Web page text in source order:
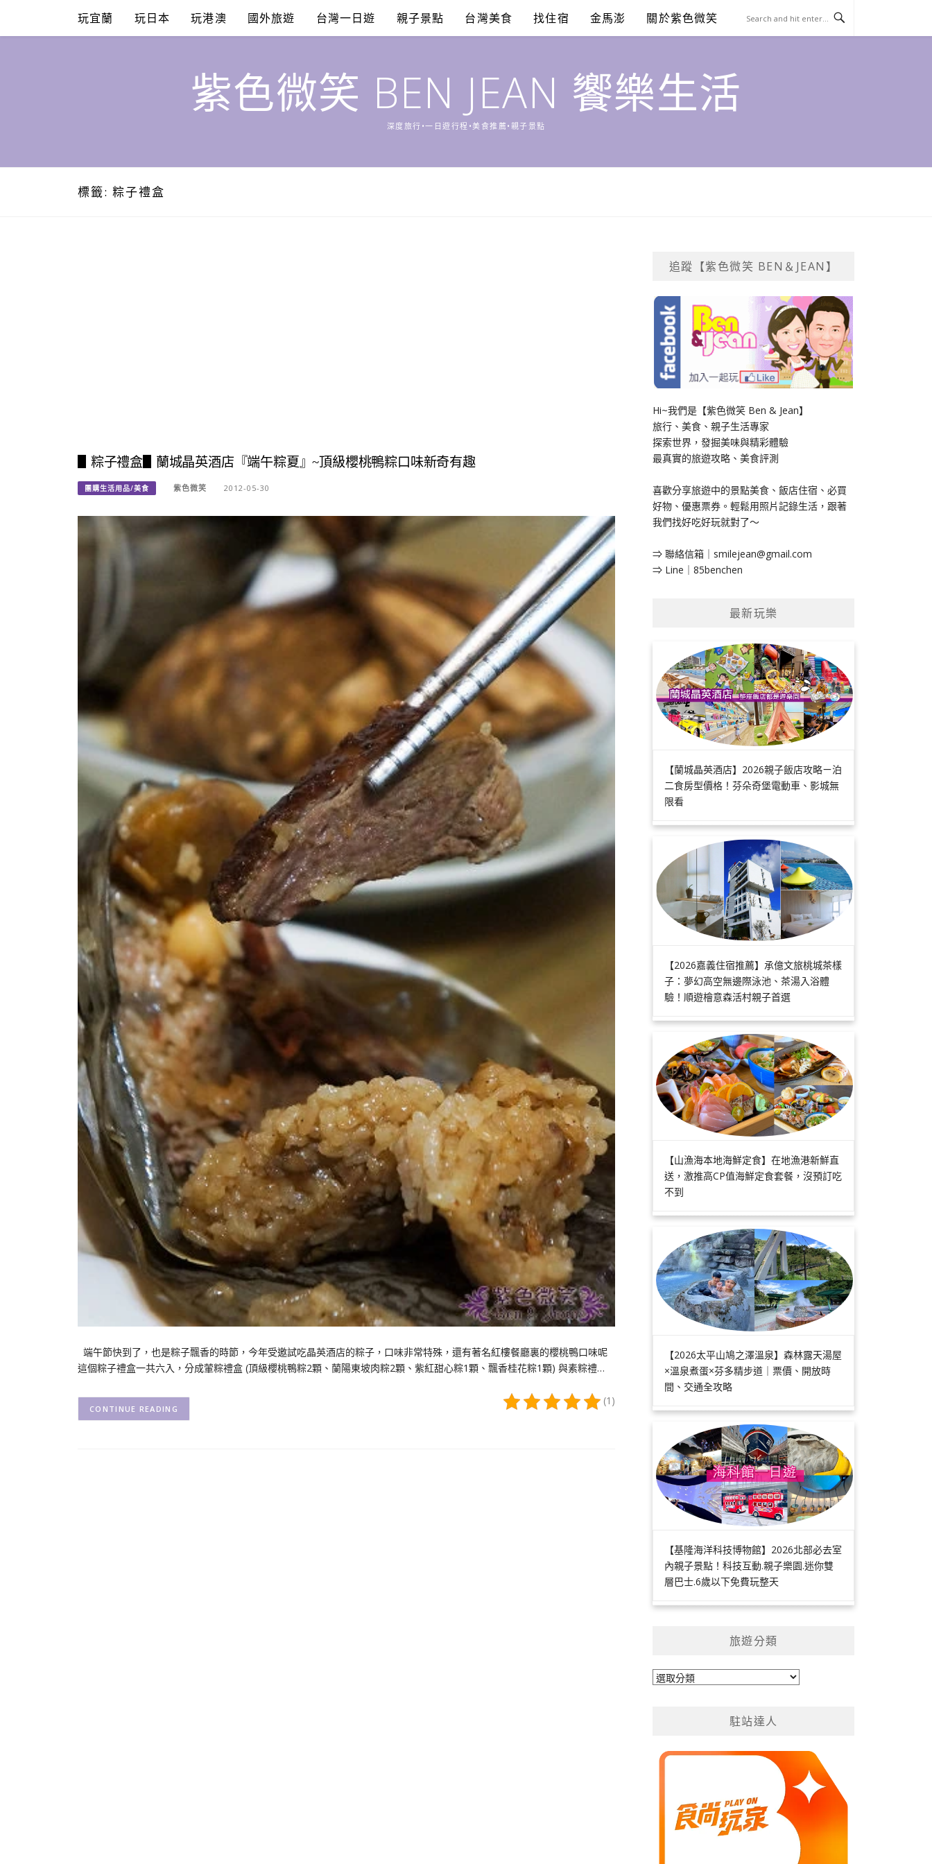
content
玩宜蘭 玩日本 玩港澳 國外旅遊 台灣一日遊 親子景點 台灣美食 找住宿 金馬澎 關於紫色微笑
紫色微笑 BEN JEAN 饗樂生活
深度旅行•一日遊行程•美食推薦•親子景點
標籤: 粽子禮盒
▋粽子禮盒▋蘭城晶英酒店『端午粽夏』~頂級櫻桃鴨粽口味新奇有趣
團購生活用品/美食 紫色微笑 2012-05-30
端午節快到了，也是粽子飄香的時節，今年受邀試吃晶英酒店的粽子，口味非常特殊，還有著名紅樓餐廳裏的櫻桃鴨口味呢
這個粽子禮盒一共六入，分成葷粽禮盒 (頂級櫻桃鴨粽2顆、蘭陽東坡肉粽2顆、紫紅甜心粽1顆、飄香桂花粽1顆) 與素粽禮…
(1)
CONTINUE READING
追蹤【紫色微笑 BEN＆JEAN】
Hi~我們是【紫色微笑 Ben & Jean】
旅行、美食、親子生活專家
探索世界，發掘美味與精彩體驗
最真實的旅遊攻略、美食評測
喜歡分享旅遊中的景點美食、飯店住宿、必買
好物、優惠票券。輕鬆用照片記錄生活，跟著
我們找好吃好玩就對了～
⇒ 聯絡信箱｜ smilejean@gmail.com
⇒ Line｜85benchen
最新玩樂
【蘭城晶英酒店】2026親子飯店攻略ㄧ泊
二食房型價格！芬朵奇堡電動車、影城無
限看
【2026嘉義住宿推薦】承億文旅桃城茶樣
子：夢幻高空無邊際泳池、茶湯入浴體
驗！順遊檜意森活村親子首選
【山漁海本地海鮮定食】在地漁港新鮮直
送，激推高CP值海鮮定食套餐，沒預訂吃
不到
【2026太平山鳩之澤溫泉】森林露天湯屋
×溫泉煮蛋×芬多精步道｜票價、開放時
間、交通全攻略
【基隆海洋科技博物館】2026北部必去室
內親子景點！科技互動.親子樂園.迷你雙
層巴士.6歲以下免費玩整天
旅遊分類
旅
駐站達人